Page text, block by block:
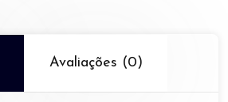
Avaliações (0)